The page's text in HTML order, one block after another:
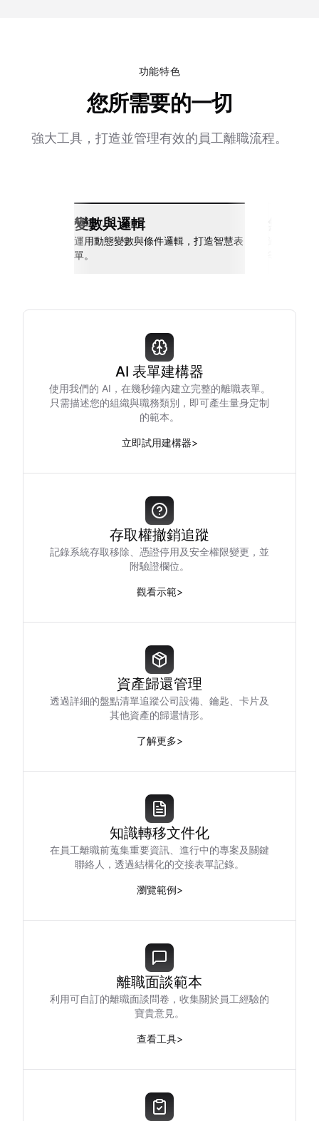
功能特色
您所需要的一切
強大工具，打造並管理有效的員工離職流程。
變數與邏輯
運用動態變數與條件邏輯，打造智慧表
單。
AI 表單建構器
使用我們的 AI，在幾秒鐘內建立完整的離職表單。
只需描述您的組織與職務類別，即可產生量身定制
的範本。
立即試用建構器>
存取權撤銷追蹤
記錄系統存取移除、憑證停用及安全權限變更，並
附驗證欄位。
觀看示範>
資產歸還管理
透過詳細的盤點清單追蹤公司設備、鑰匙、卡片及
其他資產的歸還情形。
了解更多>
知識轉移文件化
在員工離職前蒐集重要資訊、進行中的專案及關鍵
聯絡人，透過結構化的交接表單記錄。
瀏覽範例>
離職面談範本
利用可自訂的離職面談問卷，收集關於員工經驗的
寶貴意見。
查看工具>